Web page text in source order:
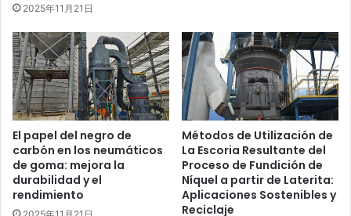
2025年11月21日
El papel del negro de
carbón en los neumáticos
de goma: mejora la
durabilidad y el
rendimiento
Métodos de Utilización de
La Escoria Resultante del
Proceso de Fundición de
Níquel a partir de Laterita:
Aplicaciones Sostenibles y
Reciclaje